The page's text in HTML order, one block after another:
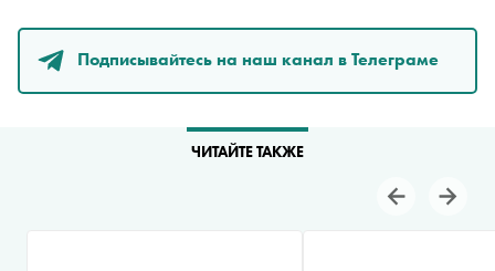
Подписывайтесь на наш канал в Телеграме
ЧИТАЙТЕ ТАКЖЕ